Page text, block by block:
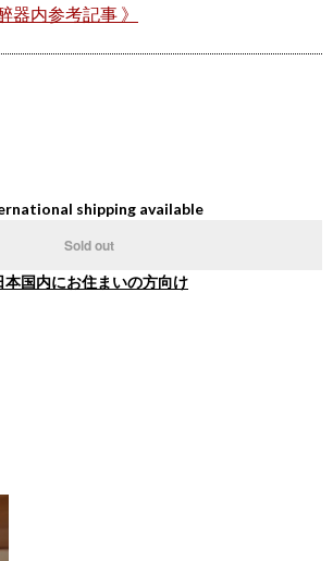
器内参考記事 》
shipping available
Sold out
本国内にお住まいの方向け